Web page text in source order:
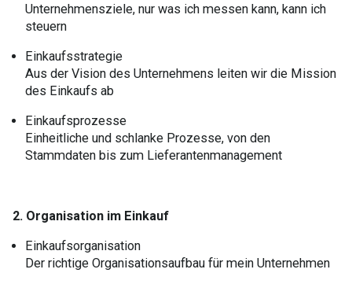
Unternehmensziele, nur was ich messen kann, kann ich
steuern
Einkaufsstrategie
Aus der Vision des Unternehmens leiten wir die Mission
des Einkaufs ab
Einkaufsprozesse
Einheitliche und schlanke Prozesse, von den
Stammdaten bis zum Lieferantenmanagement
2. Organisation im Einkauf
Einkaufsorganisation
Der richtige Organisationsaufbau für mein Unternehmen